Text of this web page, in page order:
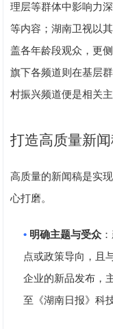
理层等群体中影响力
等内容；湖南卫视以
盖各年龄段观众，更
旗下各频道则在基层
村振兴频道便是相关
打造高质量新
高质量的新闻稿是实
心打磨。
• 明确主题与受众
点或政策导向，且
企业的新品发布，
至《湖南日报》科